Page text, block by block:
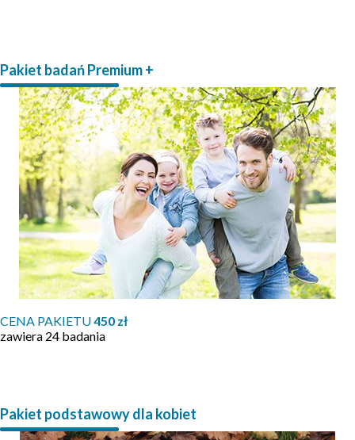
Pakiet badań Premium +
CENA PAKIETU450 zł
zawiera 24 badania
Pakiet podstawowy dla kobiet